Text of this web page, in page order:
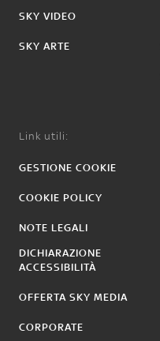
SKY VIDEO
SKY ARTE
Link utili:
GESTIONE COOKIE
COOKIE POLICY
NOTE LEGALI
DICHIARAZIONE
ACCESSIBILITÀ
OFFERTA SKY MEDIA
CORPORATE